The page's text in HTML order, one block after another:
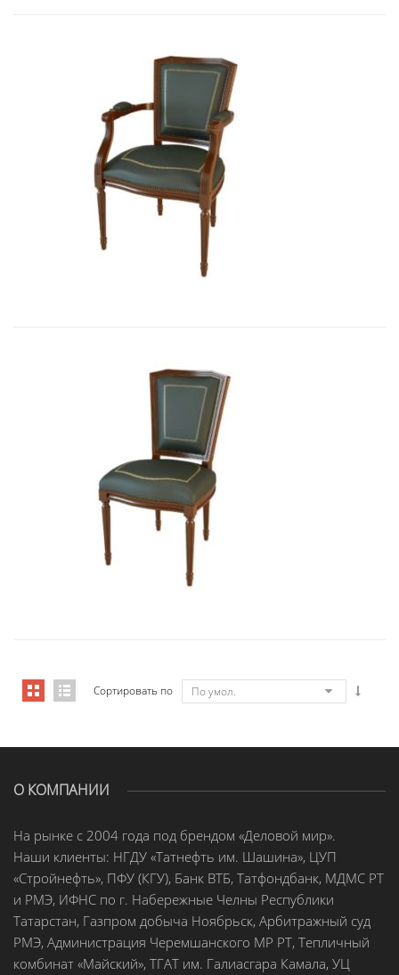
Art&Moble 01003 Кресло неподвиж...
3 411,87
Art&Moble 01004 Стул неподвижны...
2 850,33
Сортировать по По умол.
О КОМПАНИИ
На рынке с 2004 года под брендом «Деловой мир».
Наши клиенты: НГДУ «Татнефть им. Шашина», ЦУП
«Стройнефть», ПФУ (КГУ), Банк ВТБ, Татфондбанк, МДМС РТ
и РМЭ, ИФНС по г. Набережные Челны Республики
Татарстан, Газпром добыча Ноябрьск, Арбитражный суд
РМЭ, Администрация Черемшанского МР РТ, Тепличный
комбинат «Майский», ТГАТ им. Галиасгара Камала, УЦ